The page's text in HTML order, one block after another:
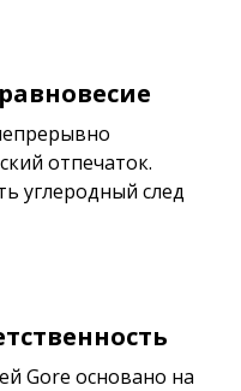
отпечаток.
углеродный след
Gore основано на